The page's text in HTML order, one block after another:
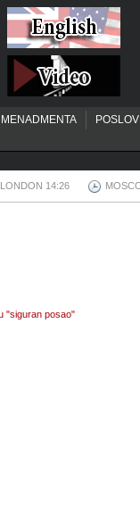
LONDON 14:26
"siguran posao"